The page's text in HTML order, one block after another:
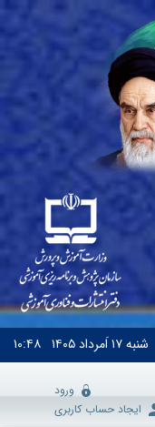
شنبه۱۷ اَمرداد ۱۴۰۵ ۱۰:۴۸
ورود
ایجاد حساب کاربری